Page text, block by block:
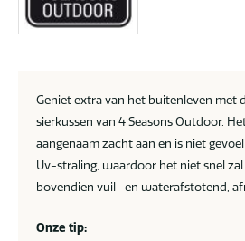
Geniet extra van het buitenleven met
sierkussen van 4 Seasons Outdoor.
aangenaam zacht aan en is niet
Uv-straling, waardoor het niet snel zal
bovendien vuil- en waterafstotend,
Onze tip: